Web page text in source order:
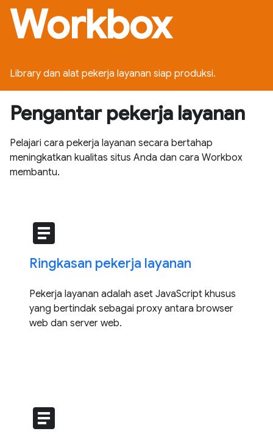
Workbox
Library dan alat pekerja layanan siap produksi.
Pengantar pekerja layanan
Pelajari cara pekerja layanan secara bertahap
meningkatkan kualitas situs Anda dan cara Workbox
membantu.
article
Ringkasan pekerja layanan
Pekerja layanan adalah aset JavaScript khusus
yang bertindak sebagai proxy antara browser
web dan server web.
article